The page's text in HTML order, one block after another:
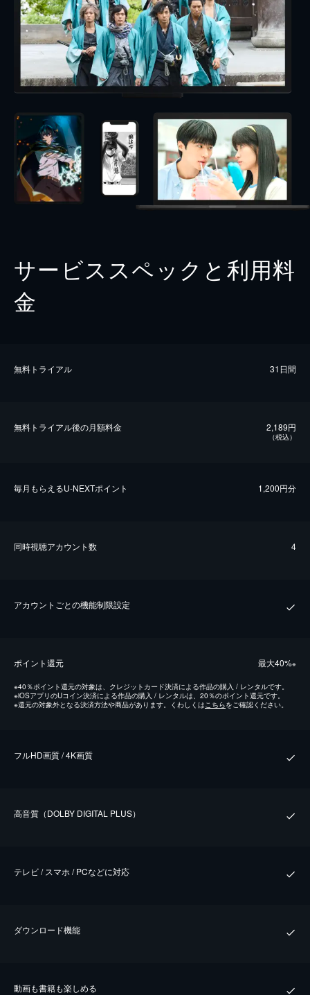
サービススペックと利用料
金
無料トライアル 31日間
無料トライアル後の⽉額料金 2,189円
（税込）
毎⽉もらえるU-NEXTポイント 1,200円分
同時視聴アカウント数 4
アカウントごとの機能制限設定
ポイント還元 最⼤40%※
※40％ポイント還元の対象は、クレジットカード決済による作品の購入 / レンタルです。
※iOSアプリのUコイン決済による作品の購入 / レンタルは、20％のポイント還元です。
※還元の対象外となる決済方法や商品があります。くわしくはこちらをご確認ください。
フルHD画質 / 4K画質
⾼⾳質（DOLBY DIGITAL PLUS）
テレビ / スマホ / PCなどに対応
ダウンロード機能
動画も書籍も楽しめる